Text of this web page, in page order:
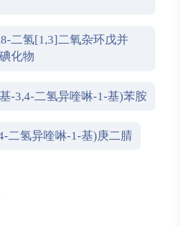
二氢[1,3]二氧杂环戊并
化物
-3,4-二氢异喹啉-1-基)苯胺
二氢异喹啉-1-基)庚二腈